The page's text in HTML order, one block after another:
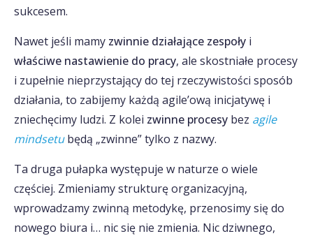
sukcesem.
Nawet jeśli mamy zwinnie działające zespoły i
właściwe nastawienie do pracy, ale skostniałe procesy
i zupełnie nieprzystający do tej rzeczywistości sposób
działania, to zabijemy każdą agile’ową inicjatywę i
zniechęcimy ludzi. Z kolei zwinne procesy bez agile
mindsetubędą „zwinne” tylko z nazwy.
Ta druga pułapka występuje w naturze o wiele
częściej. Zmieniamy strukturę organizacyjną,
wprowadzamy zwinną metodykę, przenosimy się do
nowego biura i… nic się nie zmienia. Nic dziwnego,